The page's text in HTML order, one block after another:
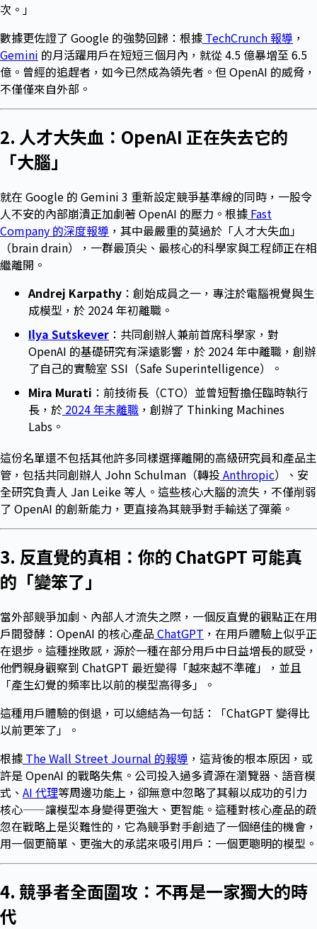
次。」
數據更佐證了 Google 的強勢回歸：根據 TechCrunch 報導 ，
Gemini 的月活躍用戶在短短三個月內，就從 4.5 億暴增至 6.5
億。曾經的追趕者，如今已然成為領先者。但 OpenAI 的威脅，
不僅僅來自外部。
2. 人才大失血：OpenAI 正在失去它的
「大腦」
就在 Google 的 Gemini 3 重新設定競爭基準線的同時，一股令
人不安的內部崩潰正加劇著 OpenAI 的壓力。根據 Fast
Company 的深度報導 ，其中最嚴重的莫過於「人才大失血」
（brain drain），一群最頂尖、最核心的科學家與工程師正在相
繼離開。
Andrej Karpathy ：創始成員之一，專注於電腦視覺與生
成模型，於 2024 年初離職。
Ilya Sutskever ：共同創辦人兼前首席科學家，對
OpenAI 的基礎研究有深遠影響，於 2024 年中離職，創辦
了自己的實驗室 SSI（Safe Superintelligence）。
Mira Murati ：前技術長（CTO）並曾短暫擔任臨時執行
長，於 2024 年末離職 ，創辦了 Thinking Machines
Labs。
這份名單還不包括其他許多同樣選擇離開的高級研究員和產品主
管，包括共同創辦人 John Schulman（轉投 Anthropic）、安
全研究負責人 Jan Leike 等人。這些核心大腦的流失，不僅削弱
了 OpenAI 的創新能力，更直接為其競爭對手輸送了彈藥。
3. 反直覺的真相：你的 ChatGPT 可能真
的「變笨了」
當外部競爭加劇、內部人才流失之際，一個反直覺的觀點正在用
戶間發酵：OpenAI 的核心產品 ChatGPT ，在用戶體驗上似乎正
在退步。這種挫敗感，源於一種在部分用戶中日益增長的感受，
他們親身觀察到 ChatGPT 最近變得「越來越不準確」，並且
「產生幻覺的頻率比以前的模型高得多」。
這種用戶體驗的倒退，可以總結為一句話：「ChatGPT 變得比
以前更笨了」。
根據 The Wall Street Journal 的報導 ，這背後的根本原因，或
許是 OpenAI 的戰略失焦。公司投入過多資源在瀏覽器、語音模
式、 AI 代理等周邊功能上，卻無意中忽略了其賴以成功的引力
核心——讓模型本身變得更強大、更智能。這種對核心產品的疏
忽在戰略上是災難性的，它為競爭對手創造了一個絕佳的機會，
用一個更簡單、更強大的承諾來吸引用戶：一個更聰明的模型。
4. 競爭者全面圍攻：不再是一家獨大的時
代